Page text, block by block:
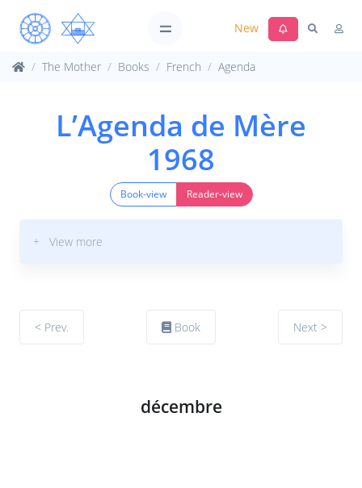
New
The Mother Books French Agenda
L’Agenda de Mère
1968
Book-view Reader-view
+ View more
< Prev. Book Next >
décembre